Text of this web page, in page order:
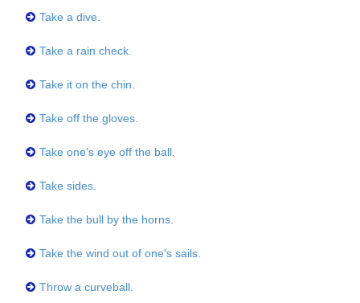
Take a dive.
Take a rain check.
Take it on the chin.
Take off the gloves.
Take one's eye off the ball.
Take sides.
Take the bull by the horns.
Take the wind out of one's sails.
Throw a curveball.